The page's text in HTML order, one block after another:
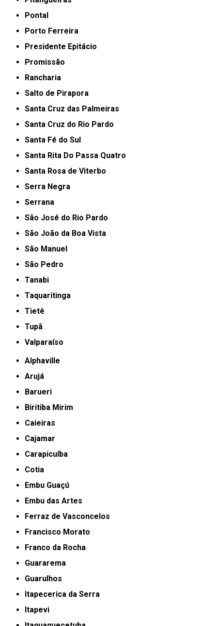
Pontal
Porto Ferreira
Presidente Epitácio
Promissão
Rancharia
Salto de Pirapora
Santa Cruz das Palmeiras
Santa Cruz do Rio Pardo
Santa Fé do Sul
Santa Rita Do Passa Quatro
Santa Rosa de Viterbo
Serra Negra
Serrana
São José do Rio Pardo
São João da Boa Vista
São Manuel
São Pedro
Tanabi
Taquaritinga
Tietê
Tupã
Valparaíso
Alphaville
Arujá
Barueri
Biritiba Mirim
Caieiras
Cajamar
Carapicuíba
Cotia
Embu Guaçú
Embu das Artes
Ferraz de Vasconcelos
Francisco Morato
Franco da Rocha
Guararema
Guarulhos
Itapecerica da Serra
Itapevi